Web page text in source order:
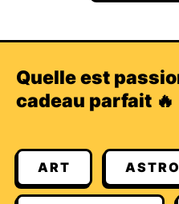
Quelle est
cadeau parfait 🔥
ART